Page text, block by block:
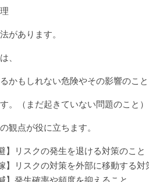
があります。
、
かもしれない危険やその影響のこと
。（まだ起きていない問題のこと）
観点が役に立ちます。
】リスクの発生を退ける対策のこと
】リスクの対策を外部に移動する対
】発生確率や頻度を抑えること